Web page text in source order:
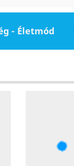
- Életmód